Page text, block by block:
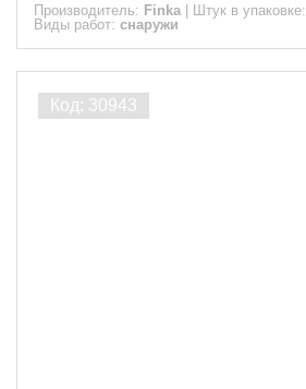
Производитель: Finka Штук в упаковке:
Виды работ: снаружи